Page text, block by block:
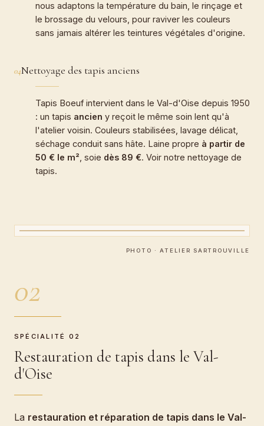
nous adaptons la température du bain, le rinçage et
le brossage du velours, pour raviver les couleurs
sans jamais altérer les teintures végétales d'origine.
04Nettoyage des tapis anciens
Tapis Boeuf intervient dans le Val-d'Oise depuis 1950
: un tapis ancien y reçoit le même soin lent qu'à
l'atelier voisin. Couleurs stabilisées, lavage délicat,
séchage conduit sans hâte. Laine propre à partir de
50 € le m² , soie dès 89 €. Voir notre nettoyage de
tapis.
PHOTO · ATELIER SARTROUVILLE
02
SPÉCIALITÉ 02
Restauration de tapis dans le Val-
d'Oise
La restauration et réparation de tapis dans le Val-